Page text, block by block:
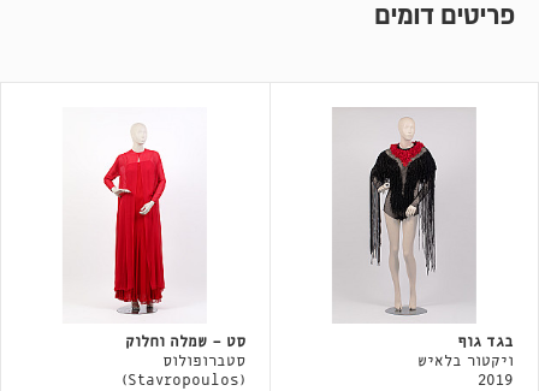
פריטים דומים
בגד גוף
ויקטור בלאיש
2019
סט - שמלה וחלוק
סטברופולוס
(Stavropoulos)